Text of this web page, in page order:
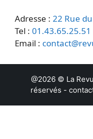
Adresse : 22 Rue
Tel : 01.43.65.25.51
Email :
@2026 © La
réservés -